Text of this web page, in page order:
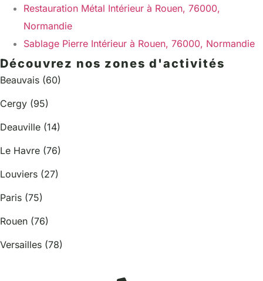
Restauration Métal Intérieur à Rouen, 76000,
Normandie
Sablage Pierre Intérieur à Rouen, 76000, Normandie
Découvrez nos zones d'activités
Beauvais (60)
Cergy (95)
Deauville (14)
Le Havre (76)
Louviers (27)
Paris (75)
Rouen (76)
Versailles (78)